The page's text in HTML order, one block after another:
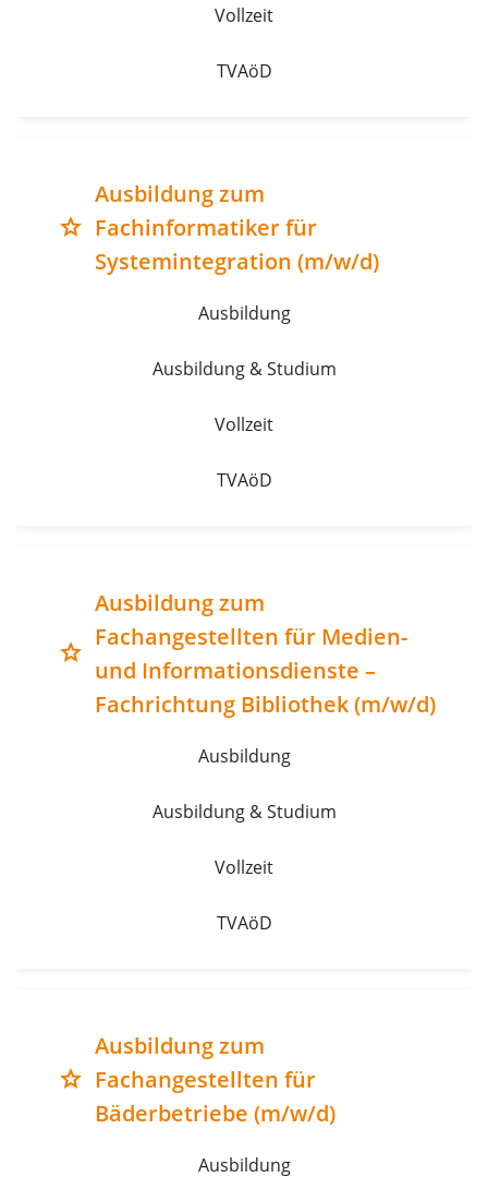
Vollzeit
TVAöD
grade
Ausbildung zum
Fachinformatiker für
Systemintegration (m/w/d)
Ausbildung
Ausbildung & Studium
Vollzeit
TVAöD
grade
Ausbildung zum
Fachangestellten für Medien-
und Informationsdienste –
Fachrichtung Bibliothek (m/w/d)
Ausbildung
Ausbildung & Studium
Vollzeit
TVAöD
grade
Ausbildung zum
Fachangestellten für
Bäderbetriebe (m/w/d)
Ausbildung